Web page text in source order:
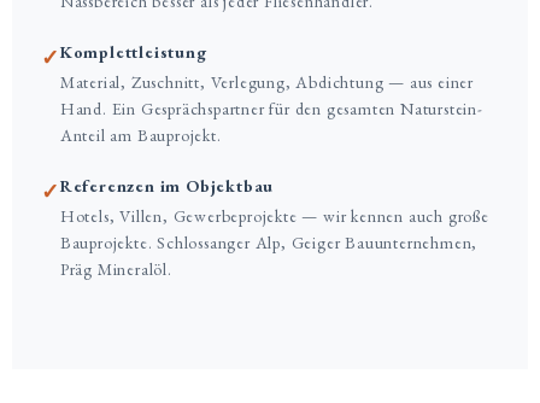
✓Komplettleistung
Material, Zuschnitt, Verlegung, Abdichtung — aus einer
Hand. Ein Gesprächspartner für den gesamten Naturstein-
Anteil am Bauprojekt.
✓Referenzen im Objektbau
Hotels, Villen, Gewerbeprojekte — wir kennen auch große
Bauprojekte. Schlossanger Alp, Geiger Bauunternehmen,
Präg Mineralöl.